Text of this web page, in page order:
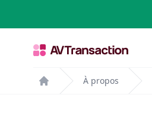
Home
À propos